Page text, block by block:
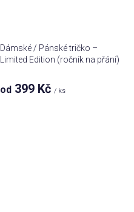
Dámské / Pánské tričko –
Limited Edition (ročník na přání)
od 399 Kč/ ks